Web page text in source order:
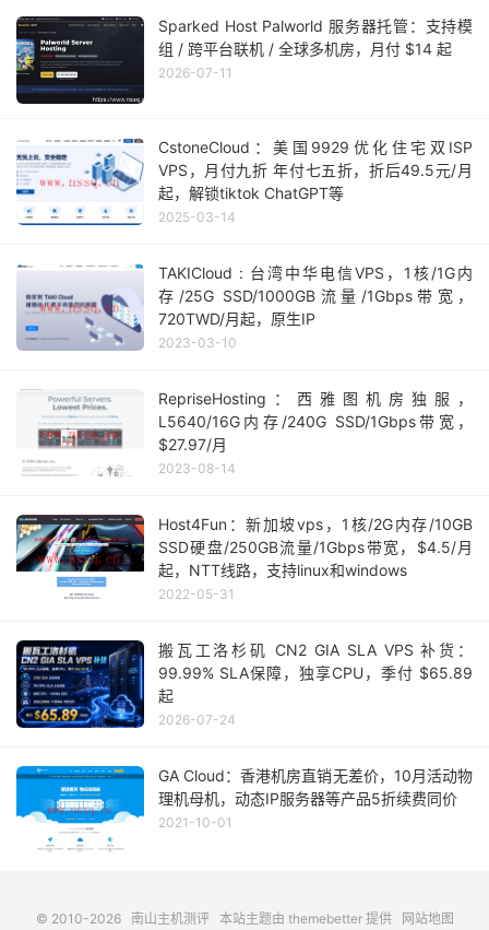
Sparked Host Palworld 服务器托管：支持模
组 / 跨平台联机 / 全球多机房，月付 $14 起
2026-07-11
CstoneCloud：美国9929优化住宅双ISP
VPS，月付九折 年付七五折，折后49.5元/月
起，解锁tiktok ChatGPT等
2025-03-14
TAKICloud : 台湾中华电信VPS，1核/1G内
存/25G SSD/1000GB流量/1Gbps带宽，
720TWD/月起，原生IP
2023-03-10
RepriseHosting：西雅图机房独服，
L5640/16G内存/240G SSD/1Gbps带宽，
$27.97/月
2023-08-14
Host4Fun：新加坡vps，1核/2G内存/10GB
SSD硬盘/250GB流量/1Gbps带宽，$4.5/月
起，NTT线路，支持linux和windows
2022-05-31
搬瓦工洛杉矶 CN2 GIA SLA VPS 补货：
99.99% SLA保障，独享CPU，季付 $65.89
起
2026-07-24
GA Cloud：香港机房直销无差价，10月活动物
理机母机，动态IP服务器等产品5折续费同价
2021-10-01
© 2010-2026 南山主机测评本站主题由 themebetter提供 网站地图